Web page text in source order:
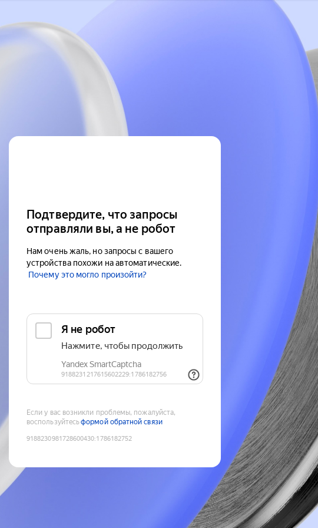
Подтвердите, что запросы
отправляли вы, а не робот
Нам очень жаль, но запросы с вашего
устройства похожи на автоматические.
Почему это могло произойти?
Если у вас возникли проблемы, пожалуйста,
воспользуйтесьформой обратной связи
9188230981728600430:1786182752